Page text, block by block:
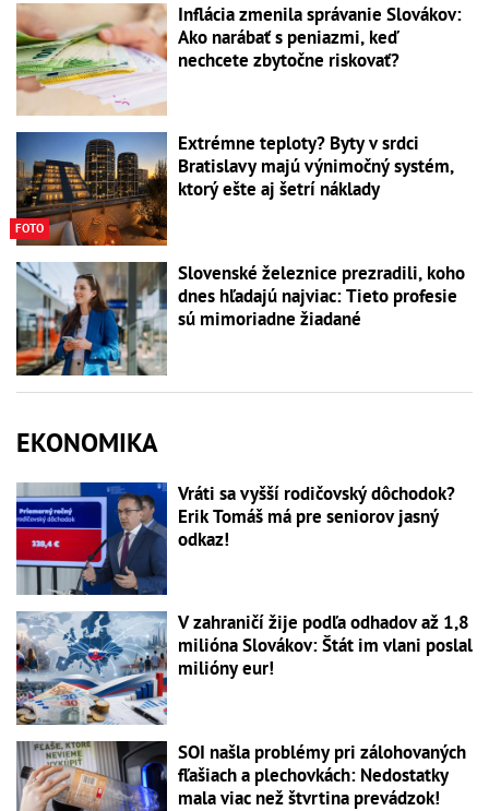
Inflácia zmenila správanie Slovákov:
Ako narábať s peniazmi, keď
nechcete zbytočne riskovať?
FOTO
Extrémne teploty? Byty v srdci
Bratislavy majú výnimočný systém,
ktorý ešte aj šetrí náklady
Slovenské železnice prezradili, koho
dnes hľadajú najviac: Tieto profesie
sú mimoriadne žiadané
EKONOMIKA
Vráti sa vyšší rodičovský dôchodok?
Erik Tomáš má pre seniorov jasný
odkaz!
V zahraničí žije podľa odhadov až 1,8
milióna Slovákov: Štát im vlani poslal
milióny eur!
SOI našla problémy pri zálohovaných
fľašiach a plechovkách: Nedostatky
mala viac než štvrtina prevádzok!